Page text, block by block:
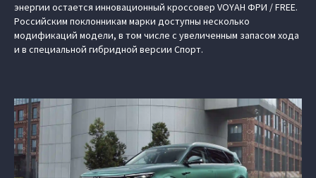
энергии остается инновационный кроссовер VOYAH ФРИ / FREE.
Российским поклонникам марки доступны несколько
модификаций модели, в том числе с увеличенным запасом хода
и в специальной гибридной версии Спорт.